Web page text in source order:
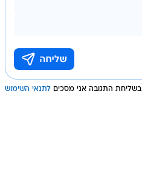
בשליחת התגובה אני מסכים לתנאי השימוש